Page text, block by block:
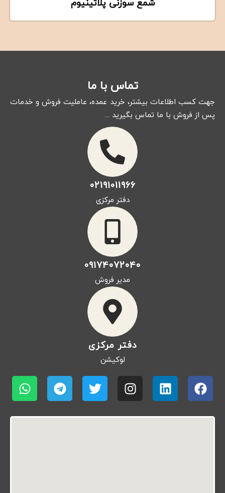
PLATINUM
تماس با ما
جهت کسب اطلاعات بیشتر، خرید عمده، عاملیت فروش و خدمات
پس از فروش با ما تماس بگیرید ...
02191011966
دفتر مرکزی
09174072040
مدیر فروش
دفتر مرکزی
لوکیشن